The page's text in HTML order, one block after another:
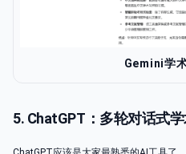
Gemini学
5. ChatGPT：多轮对话式